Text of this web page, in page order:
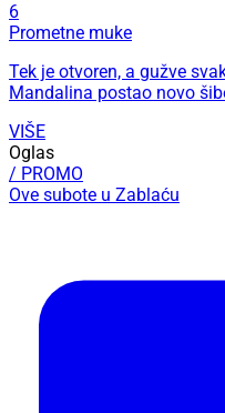
6
Prometne muke
Tek je otvoren, a gužve
Mandalina postao novo
VIŠE
Oglas
/ PROMO
Ove subote u Zablaću